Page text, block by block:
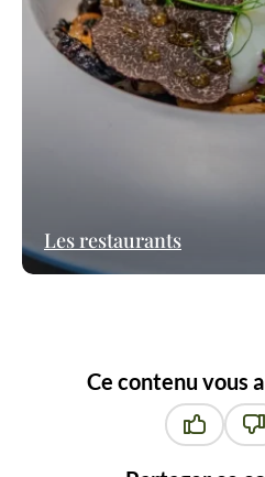
Les restaurants
Ce contenu vous